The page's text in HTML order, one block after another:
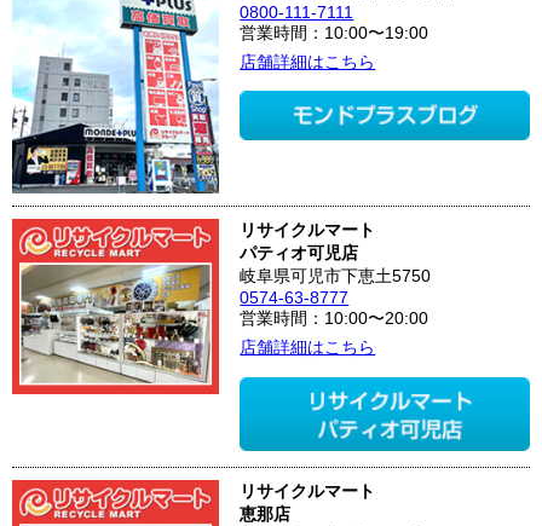
0800-111-7111
営業時間：10:00〜19:00
店舗詳細はこちら
リサイクルマート
パティオ可児店
岐阜県可児市下恵土5750
0574-63-8777
営業時間：10:00〜20:00
店舗詳細はこちら
リサイクルマート
恵那店